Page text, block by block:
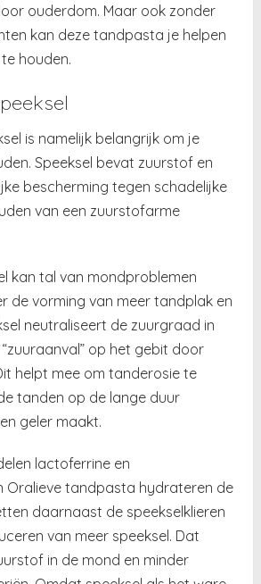
ouderdom. Maar ook zonder
kan deze tandpasta je helpen
houden.
is namelijk belangrijk om je
Speeksel bevat zuurstof en
bescherming tegen schadelijke
van een zuurstofarme
kan tal van mondproblemen
de vorming van meer tandplak en
neutraliseert de zuurgraad in
op het gebit door
helpt mee om tanderosie te
tanden op de lange duur
geler maakt.
lactoferrine en
Oralieve tandpasta hydrateren de
daarnaast de speekselklieren
van meer speeksel. Dat
in de mond en minder